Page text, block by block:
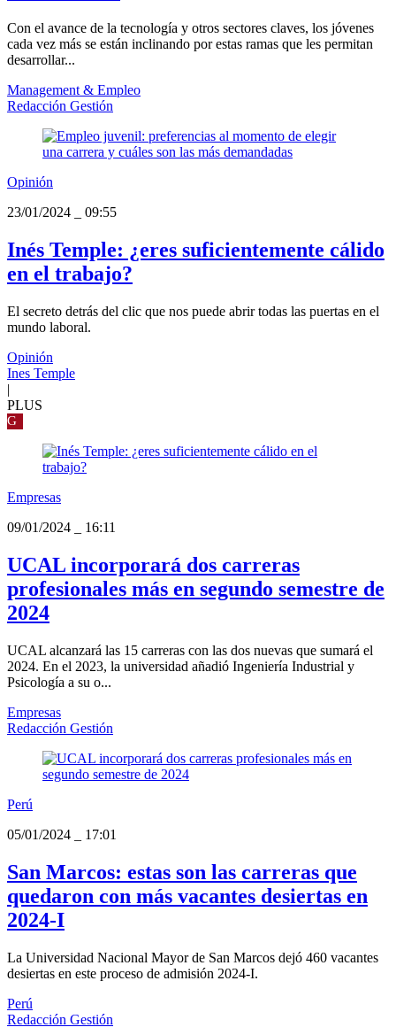
Con el avance de la tecnología y otros sectores claves, los jóvenes
cada vez más se están inclinando por estas ramas que les permitan
desarrollar...
Management & Empleo
Redacción Gestión
Opinión
23/01/2024
09:55
Inés Temple: ¿eres suficientemente cálido
en el trabajo?
El secreto detrás del clic que nos puede abrir todas las puertas en el
mundo laboral.
Opinión
Ines Temple
|
PLUS
G
Empresas
09/01/2024
16:11
UCAL incorporará dos carreras
profesionales más en segundo semestre de
2024
UCAL alcanzará las 15 carreras con las dos nuevas que sumará el
2024. En el 2023, la universidad añadió Ingeniería Industrial y
Psicología a su o...
Empresas
Redacción Gestión
Perú
05/01/2024
17:01
San Marcos: estas son las carreras que
quedaron con más vacantes desiertas en
2024-I
La Universidad Nacional Mayor de San Marcos dejó 460 vacantes
desiertas en este proceso de admisión 2024-I.
Perú
Redacción Gestión